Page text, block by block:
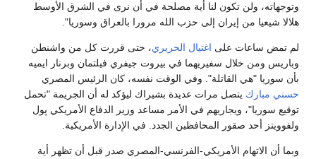
وتوجهاته، ولن تكون لنا أية مصلحة في أن نرى في الشرق الأوسط
هلالا شيعيا من إيران إلى حزب الله مرورا بالعراق وسوريا".
لم تمض ساعات على اغتيال الحريري، حتى قررت كل من واشنطن
وباريس ومن خلال سفيريهما في بيروت جيفري فيلتمان وبرنار ايميه
بأن سوريا "هي القاتلة". وفي الوقت نفسه، كان الرئيس المصري
حسني مبارك يتصل مرات عديدة بشيراك ليؤكد له أن الجريمة "تحمل
توقيع سوريا"، ويجاريهم في الأمر مساعد وزير الدفاع الأمريكي پول
ولفوويتز أحد صقور المحافظين الجدد. في الإدارة الأمريكية.
وبما أن الاتهام الأمريكي-الفرنسي-المصري صدر قبل أن تظهر أية